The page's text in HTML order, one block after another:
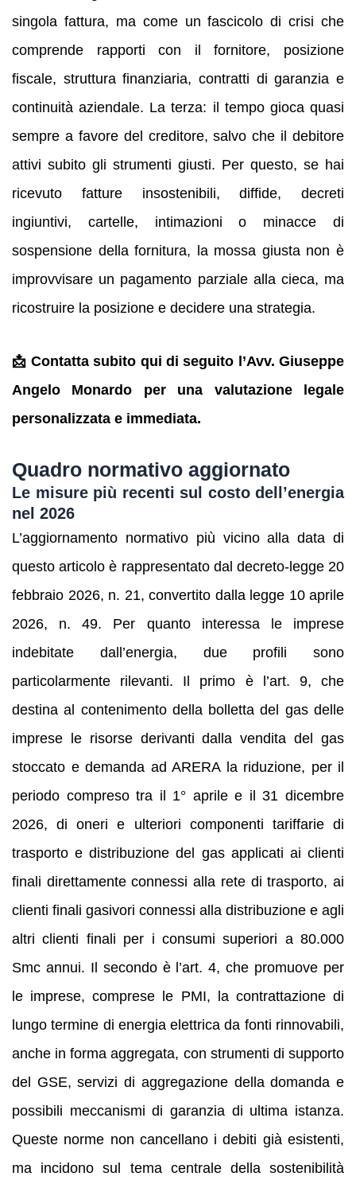
singola fattura, ma come un fascicolo di crisi che
comprende rapporti con il fornitore, posizione
fiscale, struttura finanziaria, contratti di garanzia e
continuità aziendale. La terza: il tempo gioca quasi
sempre a favore del creditore, salvo che il debitore
attivi subito gli strumenti giusti. Per questo, se hai
ricevuto fatture insostenibili, diffide, decreti
ingiuntivi, cartelle, intimazioni o minacce di
sospensione della fornitura, la mossa giusta non è
improvvisare un pagamento parziale alla cieca, ma
ricostruire la posizione e decidere una strategia.
📩 Contatta subito qui di seguito l’Avv. Giuseppe
Angelo Monardo per una valutazione legale
personalizzata e immediata.
Quadro normativo aggiornato
Le misure più recenti sul costo dell’energia
nel 2026
L’aggiornamento normativo più vicino alla data di
questo articolo è rappresentato dal decreto-legge 20
febbraio 2026, n. 21, convertito dalla legge 10 aprile
2026, n. 49. Per quanto interessa le imprese
indebitate dall’energia, due profili sono
particolarmente rilevanti. Il primo è l’art. 9, che
destina al contenimento della bolletta del gas delle
imprese le risorse derivanti dalla vendita del gas
stoccato e demanda ad ARERA la riduzione, per il
periodo compreso tra il 1° aprile e il 31 dicembre
2026, di oneri e ulteriori componenti tariffarie di
trasporto e distribuzione del gas applicati ai clienti
finali direttamente connessi alla rete di trasporto, ai
clienti finali gasivori connessi alla distribuzione e agli
altri clienti finali per i consumi superiori a 80.000
Smc annui. Il secondo è l’art. 4, che promuove per
le imprese, comprese le PMI, la contrattazione di
lungo termine di energia elettrica da fonti rinnovabili,
anche in forma aggregata, con strumenti di supporto
del GSE, servizi di aggregazione della domanda e
possibili meccanismi di garanzia di ultima istanza.
Queste norme non cancellano i debiti già esistenti,
ma incidono sul tema centrale della sostenibilità